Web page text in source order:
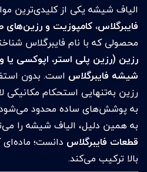
الیاف شیشه یکی از کلیدی‌ترین
فایبرگلاس، کامپوزیت و
محصولی که با نام فایبرگلاس
رزین (رزین پلی استر، اپوکسی یا
شیشه فایبرگلاس است. بدون
رزین به‌تنهایی استحکام مکانیکی
به پوشش‌های ساده محدود
به همین دلیل، الیاف شیشه را
قطعات فایبرگلاس دانست؛
بالا ترکیب می‌کند.